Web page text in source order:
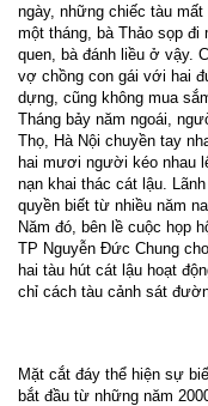
ngày, những chiếc tàu
một tháng, bà Thảo sọp đi
quen, bà đánh liều ở vậy.
vợ chồng con gái với hai
dựng, cũng không mua
Tháng bảy năm ngoái,
Thọ, Hà Nội chuyền tay
hai mươi người kéo nhau
nạn khai thác cát lậu.
quyền biết từ nhiều năm
Năm đó, bên lề cuộc họp
TP Nguyễn Đức Chung
hai tàu hút cát lậu hoạt
chỉ cách tàu cảnh sát
Mặt cắt đáy thể hiện sự
bắt đầu từ những năm